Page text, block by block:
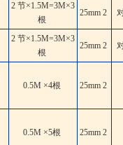
2 节×1.5M=3M×3
根
25mm 2
2 节×1.5M=3M×3
根
25mm 2
0.5M ×4根 25mm 2
0.5M ×5根 25mm 2